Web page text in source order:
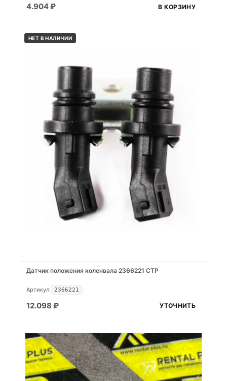
4.904₽ В КОРЗИНУ
НЕТ В НАЛИЧИИ
Датчик положения коленвала 2366221 CTP
Артикул: 2366221
12.098 ₽ УТОЧНИТЬ